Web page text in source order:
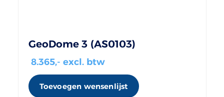
GeoDome 3 (AS0103)
8.365,- excl. btw
Toevoegen wensenlijst